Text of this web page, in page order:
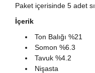
Paket içerisinde 5 adet
İçerik
Ton Balığı %21
Somon %6.3
Tavuk %4.2
Nişasta